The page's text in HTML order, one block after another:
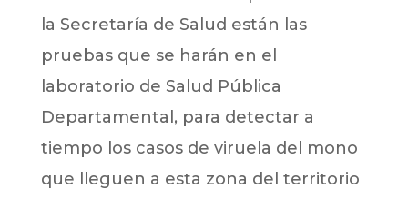
la Secretaría de Salud están las
pruebas que se harán en el
laboratorio de Salud Pública
Departamental, para detectar a
tiempo los casos de viruela del mono
que lleguen a esta zona del territorio